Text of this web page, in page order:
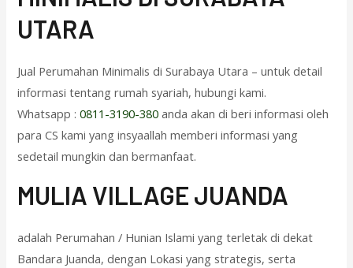
UTARA
Jual Perumahan Minimalis di Surabaya Utara – untuk detail
informasi tentang rumah syariah, hubungi kami.
Whatsapp :0811-3190-380 anda akan di beri informasi oleh
para CS kami yang insyaallah memberi informasi yang
sedetail mungkin dan bermanfaat.
MULIA VILLAGE JUANDA
adalah Perumahan / Hunian Islami yang terletak di dekat
Bandara Juanda, dengan Lokasi yang strategis, serta